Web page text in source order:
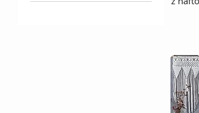
w ornamenty